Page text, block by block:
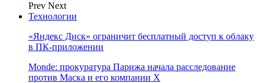
Prev Next
Технологии
«Яндекс Диск» ограничит бесплатный доступ к облаку
в ПК-приложении
Monde: прокуратура Парижа начала расследование
против Маска и его компании X